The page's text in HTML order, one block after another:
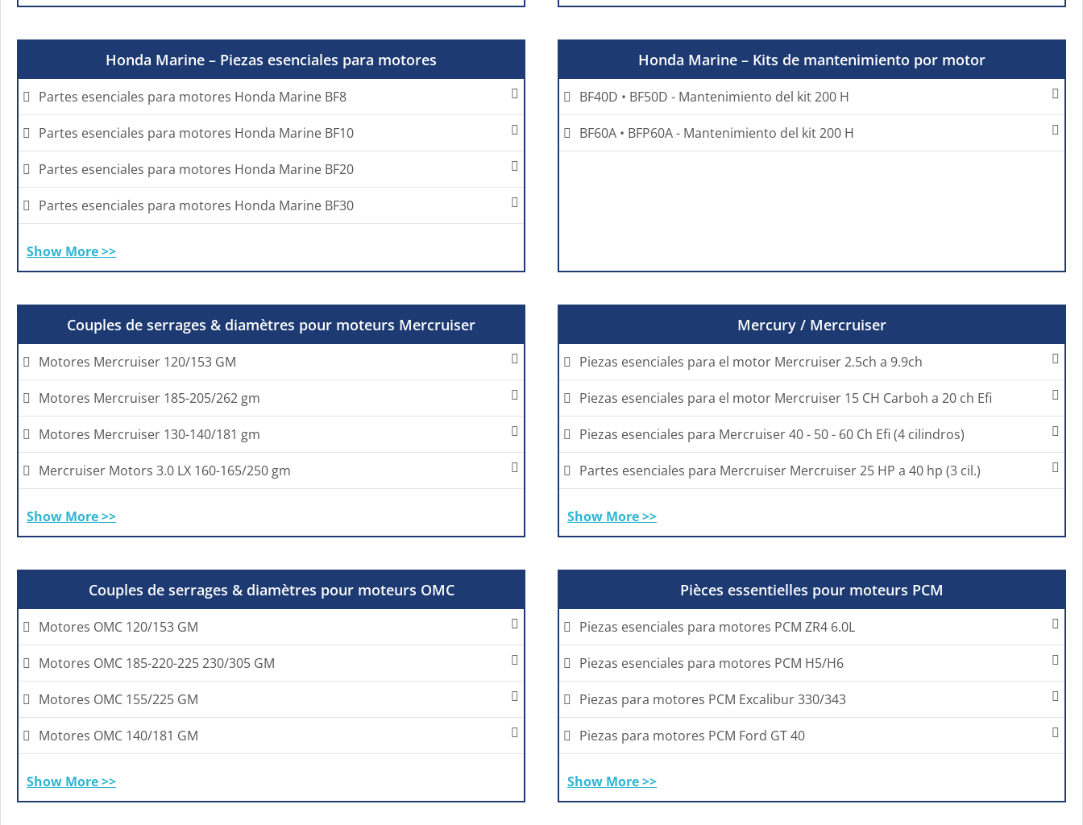
Honda Marine – Piezas esenciales para motores
Partes esenciales para motores Honda Marine BF8
Partes esenciales para motores Honda Marine BF10
Partes esenciales para motores Honda Marine BF20
Partes esenciales para motores Honda Marine BF30
Show More >>
Honda Marine – Kits de mantenimiento por motor
BF40D • BF50D - Mantenimiento del kit 200 H
BF60A • BFP60A - Mantenimiento del kit 200 H
Couples de serrages & diamètres pour moteurs Mercruiser
Motores Mercruiser 120/153 GM
Motores Mercruiser 185-205/262 gm
Motores Mercruiser 130-140/181 gm
Mercruiser Motors 3.0 LX 160-165/250 gm
Show More >>
Mercury / Mercruiser
Piezas esenciales para el motor Mercruiser 2.5ch a 9.9ch
Piezas esenciales para el motor Mercruiser 15 CH Carboh a 20 ch Efi
Piezas esenciales para Mercruiser 40 - 50 - 60 Ch Efi (4 cilindros)
Partes esenciales para Mercruiser Mercruiser 25 HP a 40 hp (3 cil.)
Show More >>
Couples de serrages & diamètres pour moteurs OMC
Motores OMC 120/153 GM
Motores OMC 185-220-225 230/305 GM
Motores OMC 155/225 GM
Motores OMC 140/181 GM
Show More >>
Pièces essentielles pour moteurs PCM
Piezas esenciales para motores PCM ZR4 6.0L
Piezas esenciales para motores PCM H5/H6
Piezas para motores PCM Excalibur 330/343
Piezas para motores PCM Ford GT 40
Show More >>